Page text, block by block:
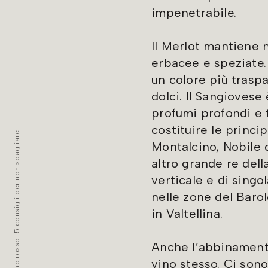
impenetrabile.
Il Merlot mantiene
erbacee e
un colore più
dolci. Il
profumi profondi e
costituire le
Montalcino, Nobile
altro grande re
verticale e di
nelle zone del
in Valtellina.
Anche
vino stesso. Ci